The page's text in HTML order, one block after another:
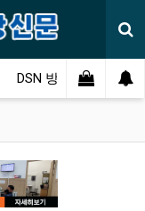
DSN 방송 오피니언